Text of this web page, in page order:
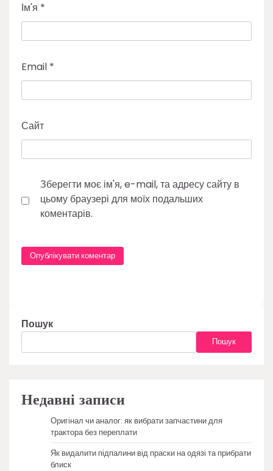
Ім'я *
Email *
Сайт
Зберегти моє ім'я, e-mail, та адресу сайту в
цьому браузері для моїх подальших
коментарів.
Пошук
Пошук
Недавні записи
Оригінал чи аналог: як вибрати запчастини для
трактора без переплати
Як видалити підпалини від праски на одязі та прибрати
блиск